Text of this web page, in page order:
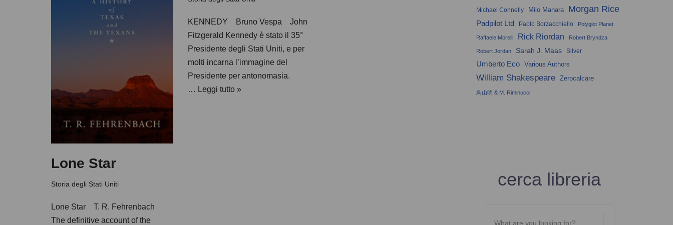
Lone Star
Storia degli Stati Uniti
Lone Star T. R. Fehrenbach
The definitive account of the
KENNEDY Bruno Vespa John
Fitzgerald Kennedy è stato il 35°
Presidente degli Stati Uniti, e per
molti incarna l’immagine del
Presidente per antonomasia.
… Leggi tutto »
Michael Connelly Milo Manara Morgan Rice
Padpilot Ltd Paolo Borzacchiello Polyglot Planet
Raffaele Morelli Rick Riordan Robert Bryndza
Robert Jordan Sarah J. Maas Silver
Umberto Eco Various Authors
William Shakespeare Zerocalcare
鳥山明 & M. Riminucci
cerca libreria